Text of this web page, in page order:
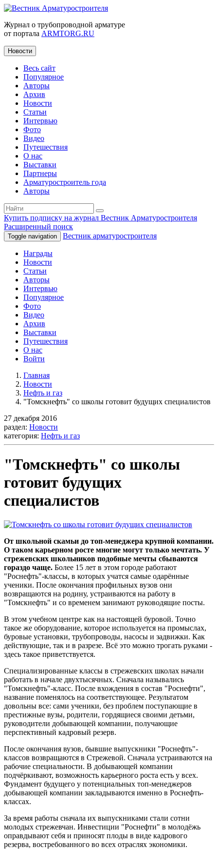
Журнал о трубопроводной арматуре
от портала ARMTORG.RU
Новости
Весь сайт
Популярное
Авторы
Архив
Новости
Статьи
Интервью
Фото
Видео
Путешествия
О нас
Выставки
Партнеры
Арматуростроитель года
Авторы
Купить подписку на журнал Вестник Арматуростроителя
Расширенный поиск
Toggle navigation Вестник арматуростроителя
Награды
Новости
Статьи
Авторы
Интервью
Популярное
Фото
Видео
Архив
Выставки
Путешествия
О нас
Войти
Главная
Новости
Нефть и газ
"Томскнефть" со школы готовит будущих специалистов
27 декабря 2016
раздел: Новости
категория: Нефть и газ
"Томскнефть" со школы
готовит будущих
специалистов
От школьной скамьи до топ-менеджера крупной компании.
О таком карьерном росте многие могут только мечтать. У
стрежевских школьников подобные мечты сбываются
гораздо чаще. Более 15 лет в этом городе работают
"Роснефть"-классы, в которых учатся самые одарённые
ученики. После окончания профильных вузов они
возвращаются на родину, устраиваются на работу в
"Томскнефть" и со временем занимают руководящие посты.
В этом учебном центре как на настоящей буровой. Точно
такое же оборудование, которое используется на промыслах,
буровые установки, трубопроводы, насосы и задвижки. Как
действующие, так и в разрезе. Всё это можно трогать руками -
здесь такое приветствуется.
Специализированные классы в стрежевских школах начали
работать в начале двухтысячных. Сначала назывались
"Томскнефть"-класс. После вхождения в состав "Роснефти",
название поменялось на соответствующее. Результатом
довольны все: сами ученики, без проблем поступающие в
престижные вузы, родители, гордящиеся своими детьми,
руководители добывающей компании, получающие
перспективный кадровый резерв.
После окончания вузов, бывшие выпускники "Роснефть"-
классов возвращаются в Стрежевой. Сначала устраиваются на
рабочие специальности. В добывающей компании
подчёркивают, возможность карьерного роста есть у всех.
Фундамент будущего у потенциальных топ-менеджеров
добывающей компании закладываются именно в Роснефть-
классах.
За время работы сначала их выпускниками стали сотни
молодых стрежевчан. Инвестиции "Роснефти" в молодёжь
оправдывают себя и приносят плоды в виде кадрового
резерва, востребованного во всех отраслях экономики.